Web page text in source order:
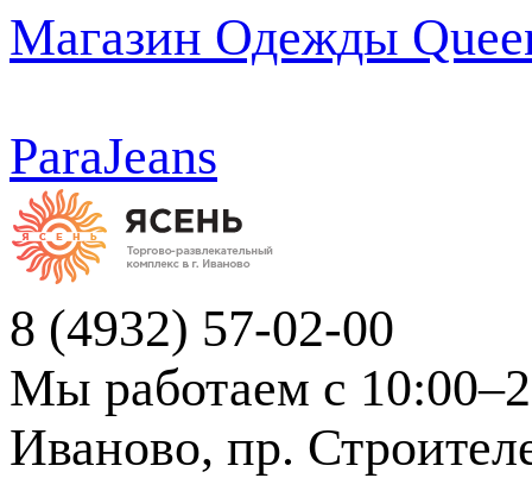
Магазин Одежды
ParaJeans
8 (4932) 57-02-00
Мы работаем с
Иваново, пр.